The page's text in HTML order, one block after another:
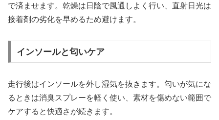
で済ませます。乾燥は日陰で風通しよく行い、直射日光は
接着剤の劣化を早めるため避けます。
インソールと匂いケア
走行後はインソールを外し湿気を抜きます。匂いが気にな
るときは消臭スプレーを軽く使い、素材を傷めない範囲で
ケアすると快適さが続きます。